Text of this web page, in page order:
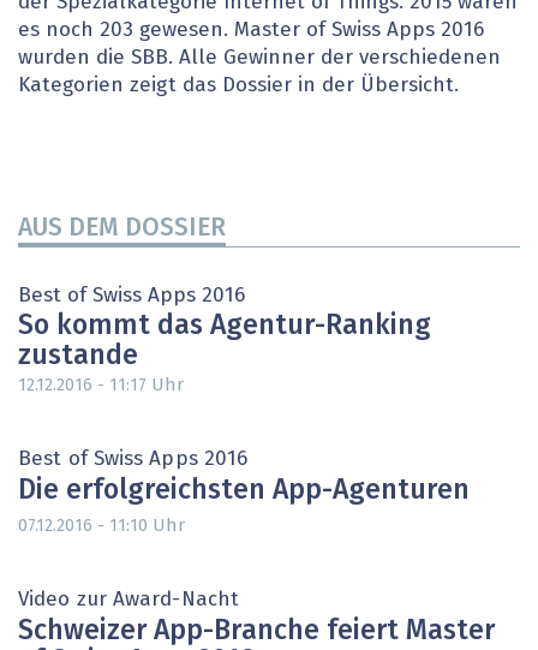
es noch 203 gewesen. Master of Swiss Apps 2016
wurden die SBB. Alle Gewinner der verschiedenen
Kategorien zeigt das Dossier in der Übersicht.
AUS DEM DOSSIER
Best of Swiss Apps 2016
So kommt das Agentur-Ranking
zustande
12.12.2016 - 11:17 Uhr
Best of Swiss Apps 2016
Die erfolgreichsten App-Agenturen
07.12.2016 - 11:10 Uhr
Video zur Award-Nacht
Schweizer App-Branche feiert Master